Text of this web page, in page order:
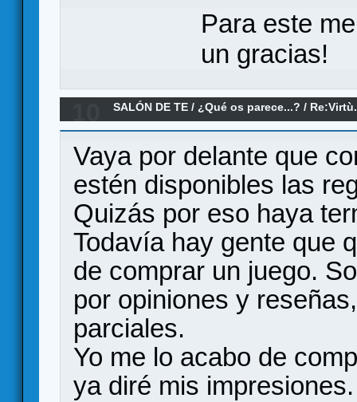
Para este
un gracias!
SALÓN DE TE /¿Qué os parece...? /
Vaya por delante que
estén disponibles las
Quizás por eso haya
Todavía hay gente que
de comprar un juego.
por opiniones y
parciales.
Yo me lo acabo de
ya diré mis impresiones.